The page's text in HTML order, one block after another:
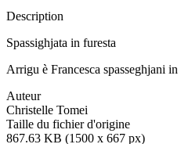
Description
Spassighjata in furesta
Arrigu è Francesca spasseghjani in
Auteur
Christelle Tomei
Taille du fichier d'origine
867.63 KB (1500 x 667 px)